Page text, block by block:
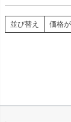
並び替え 価格